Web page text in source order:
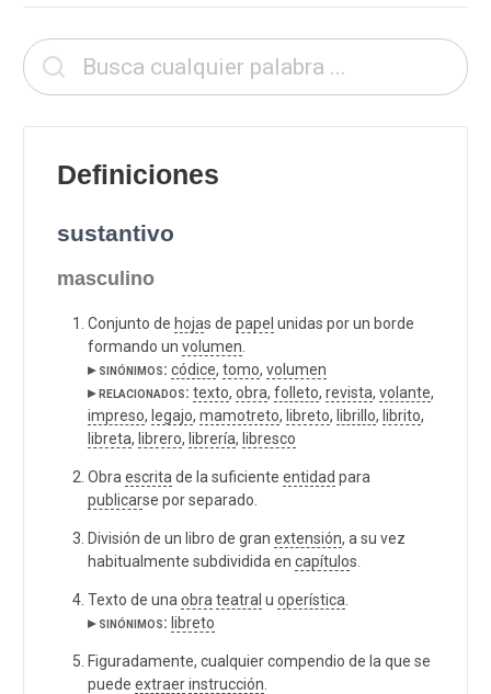
Definiciones
sustantivo
masculino
Conjunto de hojas de papel unidas por un borde
formando un volumen
▸ sinónimos: códice, tomo, volumen
▸ relacionados: texto, obra, folleto, revista, volante,
impreso, legajo, mamotreto, libreto, librillo, librito,
libreta, librero, librería, libresco
Obra escrita de la suficiente entidad para
publicarse por separado.
División de un libro de gran extensión, a su vez
habitualmente subdividida en capítulos.
Texto de una obra teatral u operística
▸ sinónimos: libreto
Figuradamente, cualquier compendio de la que se
puede extraerinstrucción